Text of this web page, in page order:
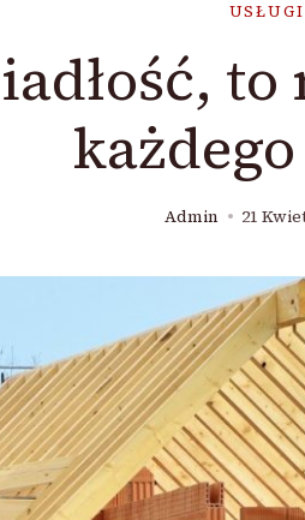
USŁUGI
Admin 21